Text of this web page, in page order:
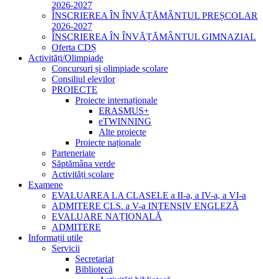
2026-2027
ÎNSCRIEREA ÎN ÎNVĂȚĂMÂNTUL PREȘCOLAR
2026-2027
ÎNSCRIEREA ÎN ÎNVĂȚĂMÂNTUL GIMNAZIAL
Oferta CDȘ
Activități/Olimpiade
Concursuri și olimpiade școlare
Consiliul elevilor
PROIECTE
Proiecte internaționale
ERASMUS+
eTWINNING
Alte proiecte
Proiecte naționale
Parteneriate
Săptămâna verde
Activități școlare
Examene
EVALUAREA LA CLASELE a II-a, a IV-a, a VI-a
ADMITERE CLS. a V-a INTENSIV ENGLEZĂ
EVALUARE NAȚIONALĂ
ADMITERE
Informații utile
Servicii
Secretariat
Bibliotecă